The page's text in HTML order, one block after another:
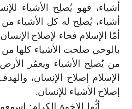
أشياء، فهو يُصلِح الأشياء
أشياء، يُصلِح له كل الأشياء
أمّا الإسلام فجاء لإصلاح
بالوحي صلحت الأشياء كلها
من يُصلِح الأشياء ويعمُر
الإسلام إصلاح الإنسان،
إصلاح الأشياء للإنسان.
أيُّها الإخوة الكرام: